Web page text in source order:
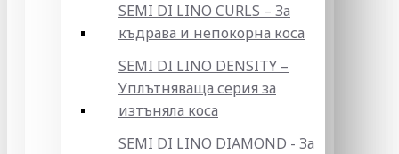
SEMI DI LINO CURLS – За
къдрава и непокорна коса
SEMI DI LINO DENSITY –
Уплътняваща серия за
изтъняла коса
SEMI DI LINO DIAMOND - За